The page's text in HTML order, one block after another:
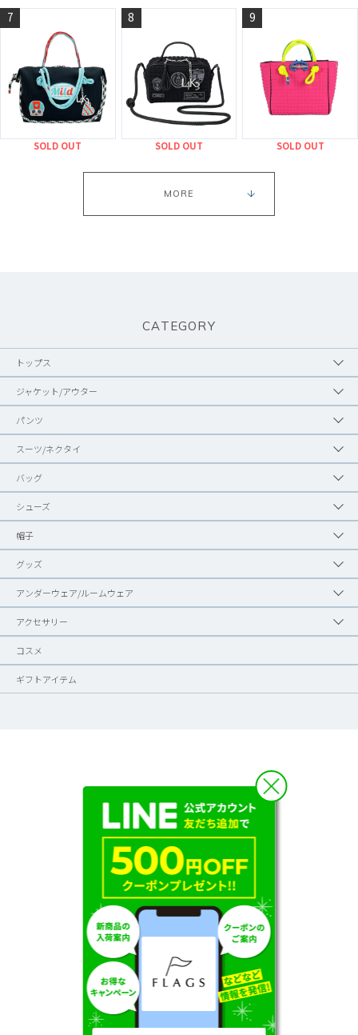
7
SOLD OUT
8
SOLD OUT
9
SOLD OUT
MORE
CATEGORY
トップス
ジャケット/アウター
パンツ
スーツ/ネクタイ
バッグ
シューズ
帽子
グッズ
アンダーウェア/ルームウェア
アクセサリー
コスメ
ギフトアイテム